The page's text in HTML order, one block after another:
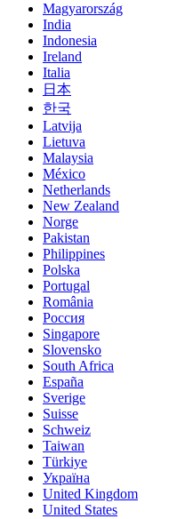
Magyarország
India
Indonesia
Ireland
Italia
日本
한국
Latvija
Lietuva
Malaysia
México
Netherlands
New Zealand
Norge
Pakistan
Philippines
Polska
Portugal
România
Россия
Singapore
Slovensko
South Africa
España
Sverige
Suisse
Schweiz
Taiwan
Türkiye
Україна
United Kingdom
United States